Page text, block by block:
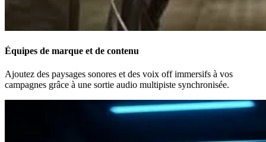
Équipes de marque et de contenu
Ajoutez des paysages sonores et des voix off immersifs à vos
campagnes grâce à une sortie audio multipiste synchronisée.